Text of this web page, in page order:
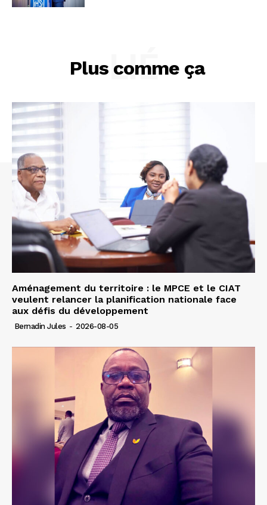
Plus comme ça
LIÉ
Aménagement du territoire : le MPCE et le CIAT
veulent relancer la planification nationale face
aux défis du développement
Bernadin Jules - 2026-08-05